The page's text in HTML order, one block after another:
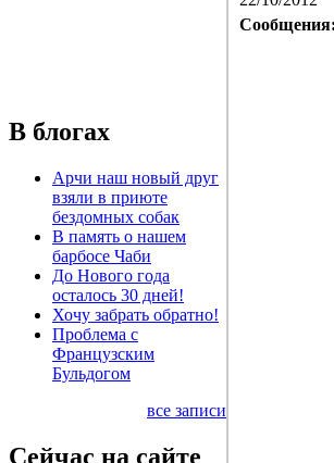
В блогах
Арчи наш новый друг
взяли в приюте
бездомных собак
В память о нашем
барбосе Чаби
До Нового года
осталось 30 дней!
Хочу забрать обратно!
Проблема с
Французским
Бульдогом
все записи
Сейчас на сайте
Сообщения: